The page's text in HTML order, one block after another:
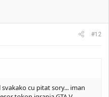
#12
cu pitat sory... iman